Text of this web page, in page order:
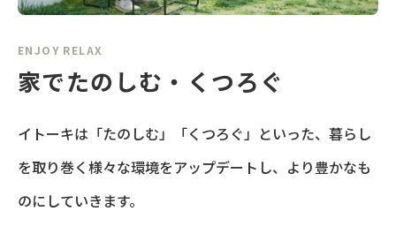
ENJOY RELAX
家でたのしむ・くつろぐ
イトーキは「たのしむ」「くつろぐ」といった、暮らし
を取り巻く様々な環境をアップデートし、より豊かなも
のにしていきます。